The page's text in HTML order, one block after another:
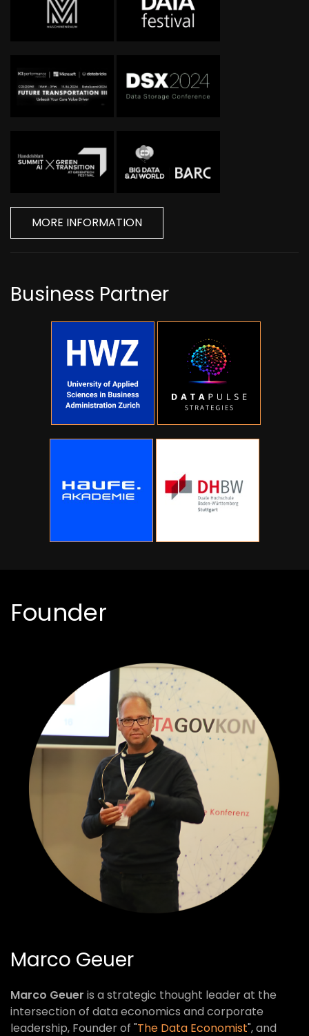
MORE INFORMATION
Business Partner
Founder
Marco Geuer
Marco Geuer is a strategic thought leader at the
intersection of data economics and corporate
leadership, Founder of "The Data Economist", and